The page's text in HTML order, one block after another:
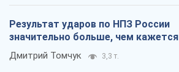
Результат ударов по НПЗ России
значительно больше, чем кажется
Дмитрий Томчук 3,3 т.